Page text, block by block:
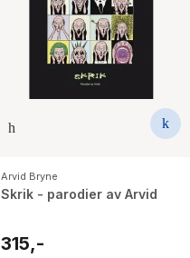
Arvid Bryne
Skrik - parodier av Arvid
315,-